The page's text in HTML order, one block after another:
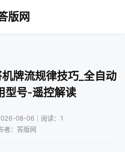
版网
牌流规律技巧_全自动
型号-遥控解读
08-06｜阅读：1
者：答版网